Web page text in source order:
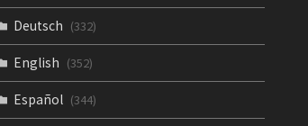
Deutsch (332)
English (352)
Español (344)